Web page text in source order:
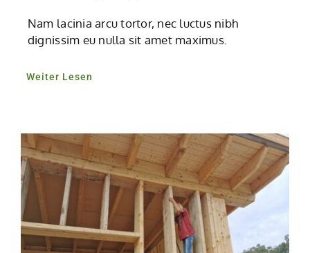
Nam lacinia arcu tortor, nec luctus nibh
dignissim eu nulla sit amet maximus.
Weiter Lesen